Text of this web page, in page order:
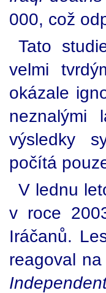
000, což
Tato
velmi
okázale
neznalými
výsledky
počítá
V lednu
v roce
Iráčanů.
reagoval na